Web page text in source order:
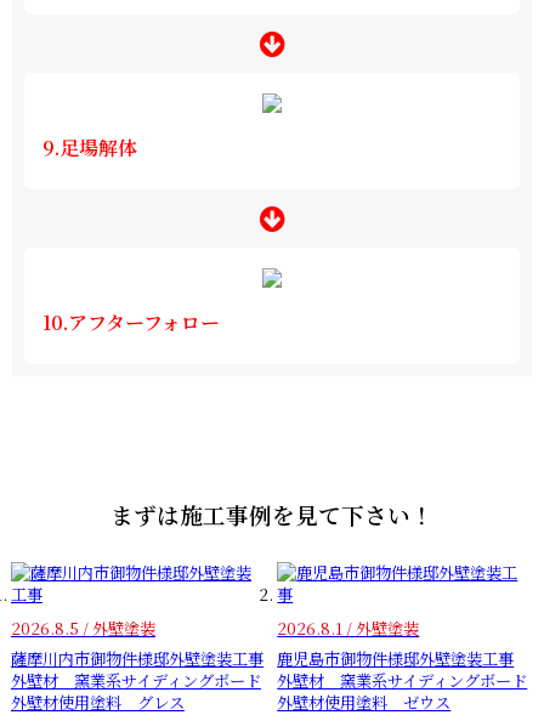
9.足場解体
10.アフターフォロー
まずは施工事例を見て下さい！
2026.8.5 / 外壁塗装
薩摩川内市御物件様邸外壁塗装工事
外壁材 窯業系サイディングボード
外壁材使用塗料 グレス
2026.8.1 / 外壁塗装
鹿児島市御物件様邸外壁塗装工事
外壁材 窯業系サイディングボード
外壁材使用塗料 ゼウス